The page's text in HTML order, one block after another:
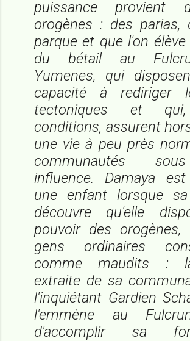
puissance provient
orogènes : des parias,
parque et que l'on
du bétail au
Yumenes, qui
capacité à rediriger
tectoniques et
conditions, assurent
une vie à peu près
communautés
influence. Damaya
une enfant lorsque
découvre qu'elle
pouvoir des orogènes,
gens ordinaires
comme maudits :
extraite de sa
l'inquiétant Gardien
l'emmène au
d'accomplir sa